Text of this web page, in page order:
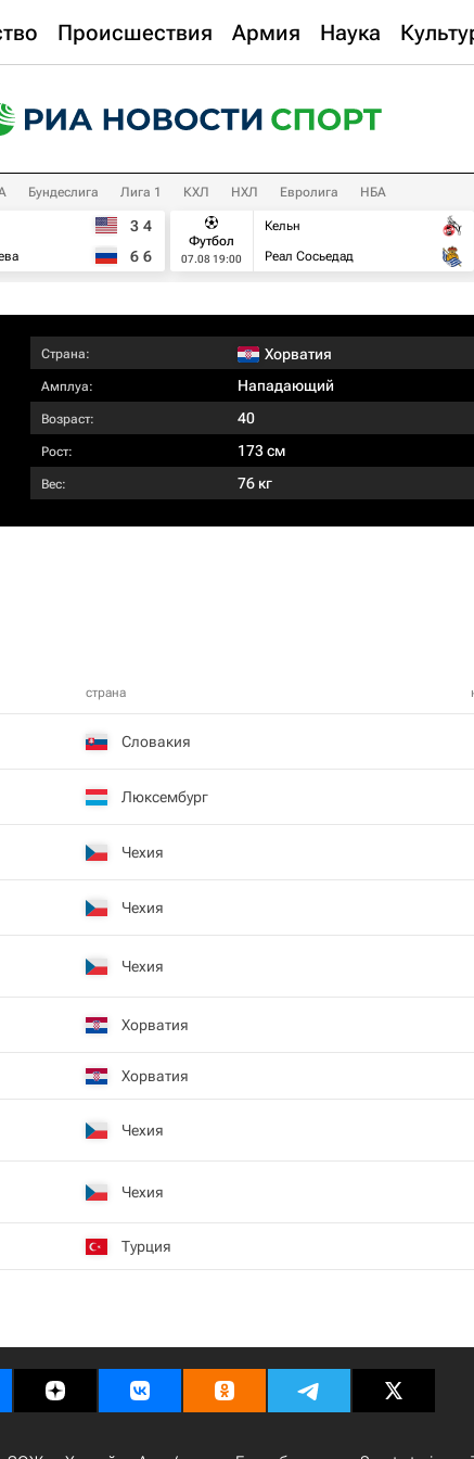
Происшествия Армия Наука
Бундеслига Лига 1 КХЛ НХЛ Евролига НБА
3 4
6 6
Футбол
07.08 19:00
Кельн
Реал Сосьедад
Страна: Хорватия
Амплуа: Нападающий
Возраст: 40
Рост: 173 см
Вес: 76 кг
страна
Словакия
Люксембург
Чехия
Чехия
Чехия
Хорватия
Хорватия
Чехия
Чехия
Турция